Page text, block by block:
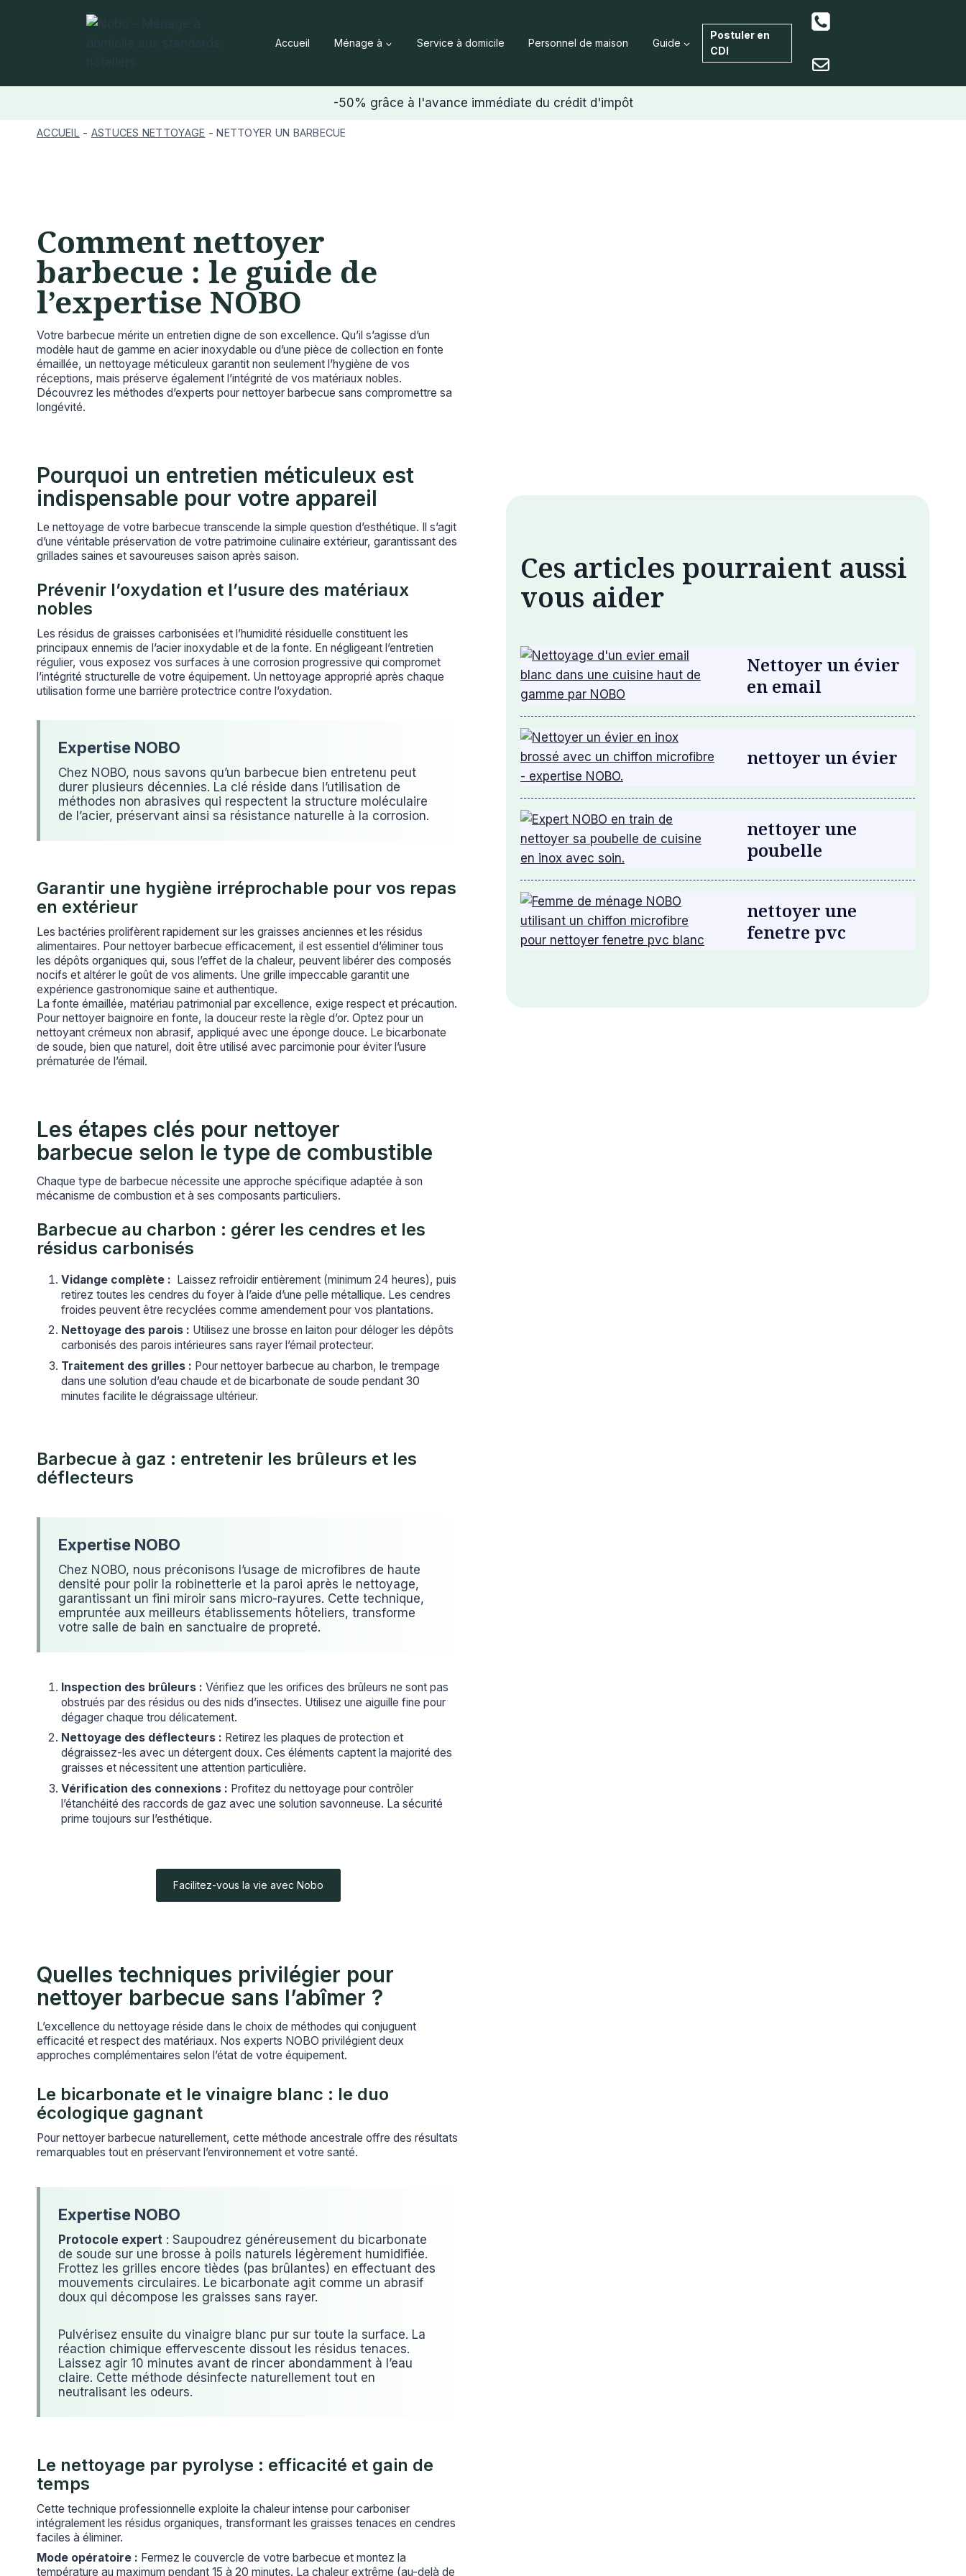
Accueil Ménage à Service à domicile Personnel de maison Guide
Postuler en
CDI
-50% grâce à l'avance immédiate du crédit d'impôt
ACCUEIL - ASTUCES NETTOYAGE -NETTOYER UN BARBECUE
Comment nettoyer
barbecue : le guide de
l’expertise NOBO
Votre barbecue mérite un entretien digne de son excellence. Qu’il s’agisse d’un
modèle haut de gamme en acier inoxydable ou d’une pièce de collection en fonte
émaillée, un nettoyage méticuleux garantit non seulement l’hygiène de vos
réceptions, mais préserve également l’intégrité de vos matériaux nobles.
Découvrez les méthodes d’experts pour nettoyer barbecue sans compromettre sa
longévité.
Pourquoi un entretien méticuleux est
indispensable pour votre appareil
Le nettoyage de votre barbecue transcende la simple question d’esthétique. Il s’agit
d’une véritable préservation de votre patrimoine culinaire extérieur, garantissant des
grillades saines et savoureuses saison après saison.
Prévenir l’oxydation et l’usure des matériaux
nobles
Les résidus de graisses carbonisées et l’humidité résiduelle constituent les
principaux ennemis de l’acier inoxydable et de la fonte. En négligeant l’entretien
régulier, vous exposez vos surfaces à une corrosion progressive qui compromet
l’intégrité structurelle de votre équipement. Un nettoyage approprié après chaque
utilisation forme une barrière protectrice contre l’oxydation.
Chez NOBO, nous savons qu’un barbecue bien entretenu peut
durer plusieurs décennies. La clé réside dans l’utilisation de
méthodes non abrasives qui respectent la structure moléculaire
de l’acier, préservant ainsi sa résistance naturelle à la corrosion.
Garantir une hygiène irréprochable pour vos repas
en extérieur
Les bactéries prolifèrent rapidement sur les graisses anciennes et les résidus
alimentaires. Pour nettoyer barbecue efficacement, il est essentiel d’éliminer tous
les dépôts organiques qui, sous l’effet de la chaleur, peuvent libérer des composés
nocifs et altérer le goût de vos aliments. Une grille impeccable garantit une
expérience gastronomique saine et authentique.
La fonte émaillée, matériau patrimonial par excellence, exige respect et précaution.
Pour nettoyer baignoire en fonte, la douceur reste la règle d’or. Optez pour un
nettoyant crémeux non abrasif, appliqué avec une éponge douce. Le bicarbonate
de soude, bien que naturel, doit être utilisé avec parcimonie pour éviter l’usure
prématurée de l’émail.
Les étapes clés pour nettoyer
barbecue selon le type de combustible
Chaque type de barbecue nécessite une approche spécifique adaptée à son
mécanisme de combustion et à ses composants particuliers.
Barbecue au charbon : gérer les cendres et les
résidus carbonisés
Vidange complète : Laissez refroidir entièrement (minimum 24 heures), puis
retirez toutes les cendres du foyer à l’aide d’une pelle métallique. Les cendres
froides peuvent être recyclées comme amendement pour vos plantations.
Nettoyage des parois : Utilisez une brosse en laiton pour déloger les dépôts
carbonisés des parois intérieures sans rayer l’émail protecteur.
Traitement des grilles : Pour nettoyer barbecue au charbon, le trempage
dans une solution d’eau chaude et de bicarbonate de soude pendant 30
minutes facilite le dégraissage ultérieur.
Barbecue à gaz : entretenir les brûleurs et les
déflecteurs
Chez NOBO, nous préconisons l’usage de microfibres de haute
densité pour polir la robinetterie et la paroi après le nettoyage,
garantissant un fini miroir sans micro-rayures. Cette technique,
empruntée aux meilleurs établissements hôteliers, transforme
votre salle de bain en sanctuaire de propreté.
Inspection des brûleurs : Vérifiez que les orifices des brûleurs ne sont pas
obstrués par des résidus ou des nids d’insectes. Utilisez une aiguille fine pour
dégager chaque trou délicatement.
Nettoyage des déflecteurs : Retirez les plaques de protection et
dégraissez-les avec un détergent doux. Ces éléments captent la majorité des
graisses et nécessitent une attention particulière.
Vérification des connexions : Profitez du nettoyage pour contrôler
l’étanchéité des raccords de gaz avec une solution savonneuse. La sécurité
prime toujours sur l’esthétique.
Facilitez-vous la vie avec Nobo
Quelles techniques privilégier pour
nettoyer barbecue sans l’abîmer ?
L’excellence du nettoyage réside dans le choix de méthodes qui conjuguent
efficacité et respect des matériaux. Nos experts NOBO privilégient deux
approches complémentaires selon l’état de votre équipement.
Le bicarbonate et le vinaigre blanc : le duo
écologique gagnant
Pour nettoyer barbecue naturellement, cette méthode ancestrale offre des résultats
remarquables tout en préservant l’environnement et votre santé.
Protocole expert : Saupoudrez généreusement du bicarbonate
de soude sur une brosse à poils naturels légèrement humidifiée.
Frottez les grilles encore tièdes (pas brûlantes) en effectuant des
mouvements circulaires. Le bicarbonate agit comme un abrasif
doux qui décompose les graisses sans rayer.
Pulvérisez ensuite du vinaigre blanc pur sur toute la surface. La
réaction chimique effervescente dissout les résidus tenaces.
Laissez agir 10 minutes avant de rincer abondamment à l’eau
claire. Cette méthode désinfecte naturellement tout en
neutralisant les odeurs.
Le nettoyage par pyrolyse : efficacité et gain de
temps
Cette technique professionnelle exploite la chaleur intense pour carboniser
intégralement les résidus organiques, transformant les graisses tenaces en cendres
faciles à éliminer.
Mode opératoire : Fermez le couvercle de votre barbecue et montez la
température au maximum pendant 15 à 20 minutes. La chaleur extrême (au-delà de
Ces articles pourraient aussi
vous aider
Nettoyer un évier
en email
nettoyer un évier
nettoyer une
poubelle
nettoyer une
fenetre pvc